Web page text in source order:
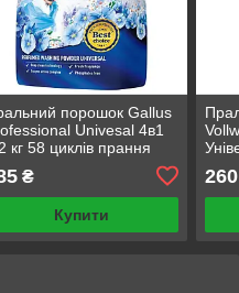
порошок Gallus
Univesal 4в1
кг 58 циклів прання
засоби для прання
₴
Купити
260